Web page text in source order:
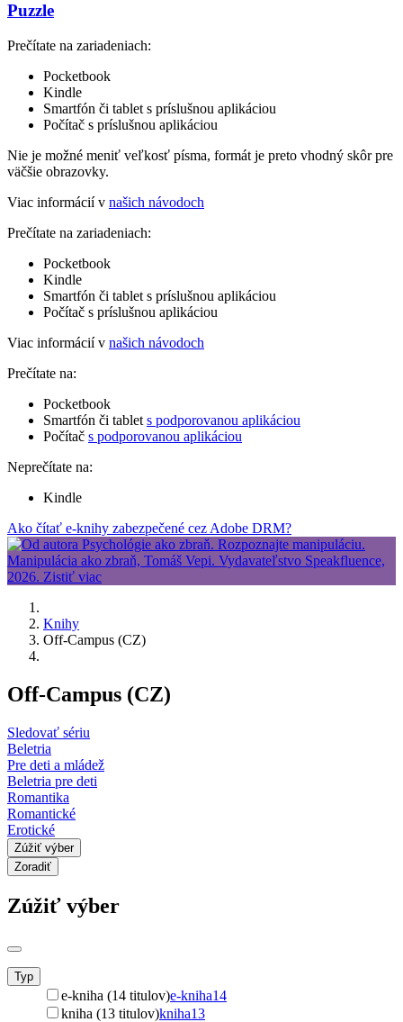
Puzzle
Prečítate na zariadeniach:
Pocketbook
Kindle
Smartfón či tablet s príslušnou aplikáciou
Počítač s príslušnou aplikáciou
Nie je možné meniť veľkosť písma, formát je preto vhodný skôr pre
väčšie obrazovky.
Viac informácií v našich návodoch
Prečítate na zariadeniach:
Pocketbook
Kindle
Smartfón či tablet s príslušnou aplikáciou
Počítač s príslušnou aplikáciou
Viac informácií v našich návodoch
Prečítate na:
Pocketbook
Smartfón či tablet s podporovanou aplikáciou
Počítač s podporovanou aplikáciou
Neprečítate na:
Kindle
Ako čítať e-knihy zabezpečené cez Adobe DRM?
Knihy
Off-Campus (CZ)
Off-Campus (CZ)
Sledovať sériu
Beletria
Pre deti a mládež
Beletria pre deti
Romantika
Romantické
Erotické
Zúžiť výber
Zoradiť
Zúžiť výber
Typ
e-kniha (14 titulov)e-kniha14
kniha (13 titulov)kniha13